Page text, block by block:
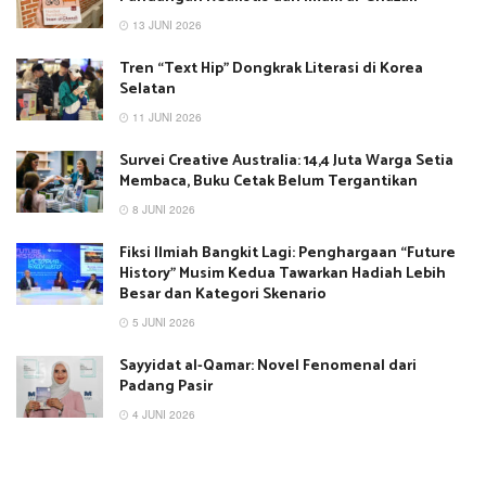
13 JUNI 2026
Tren “Text Hip” Dongkrak Literasi di Korea
Selatan
11 JUNI 2026
Survei Creative Australia: 14,4 Juta Warga Setia
Membaca, Buku Cetak Belum Tergantikan
8 JUNI 2026
Fiksi Ilmiah Bangkit Lagi: Penghargaan “Future
History” Musim Kedua Tawarkan Hadiah Lebih
Besar dan Kategori Skenario
5 JUNI 2026
Sayyidat al-Qamar: Novel Fenomenal dari
Padang Pasir
4 JUNI 2026